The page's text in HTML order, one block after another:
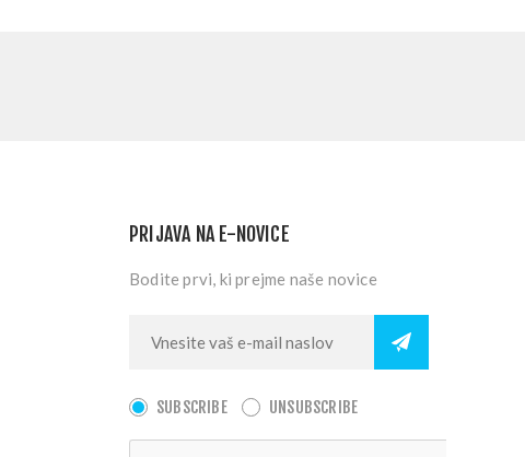
PRIJAVA NA E-NOVICE
Bodite prvi, ki prejme naše novice
SUBSCRIBE UNSUBSCRIBE